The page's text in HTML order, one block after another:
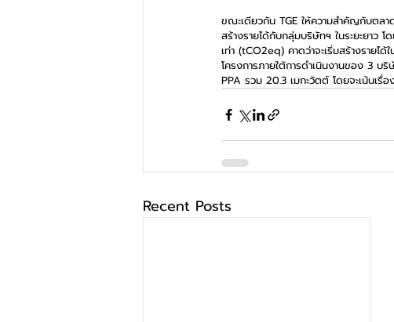
ขณะเดียวกัน TGE ให้ความสำคัญกับตล
สร้างรายได้กับกลุ่มบริษัทฯ ในระยะยาว
เท่า (tCO2eq) คาดว่าจะเริ่มสร้างราย
โครงการภายใต้การดำเนินงานของ 3
PPA รวม 20.3 เมกะวัตต์ โดยจะเน้นเรื่
Recent Posts